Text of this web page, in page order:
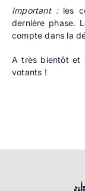
Important :les
dernière phase.
compte dans la
A très bientôt et
votants !